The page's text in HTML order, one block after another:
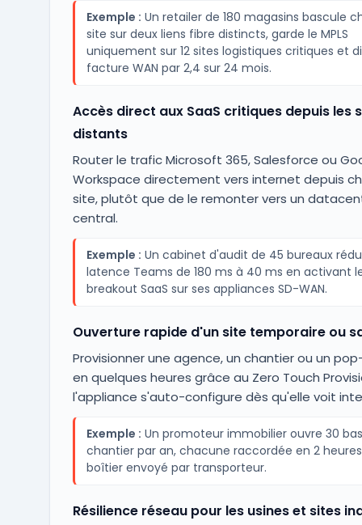
Exemple : Un retailer de 180 magasins bascule
site sur deux liens fibre distincts, garde le MPLS
uniquement sur 12 sites logistiques critiques et
facture WAN par 2,4 sur 24 mois.
Accès direct aux SaaS critiques depuis les
distants
Router le trafic Microsoft 365, Salesforce ou
Workspace directement vers internet depuis
site, plutôt que de le remonter vers un
central.
Exemple : Un cabinet d'audit de 45 bureaux
latence Teams de 180 ms à 40 ms en activant
breakout SaaS sur ses appliances SD-WAN.
Ouverture rapide d'un site temporaire ou
Provisionner une agence, un chantier ou un
en quelques heures grâce au Zero Touch
l'appliance s'auto-configure dès qu'elle voit
Exemple : Un promoteur immobilier ouvre 30
chantier par an, chacune raccordée en 2
boîtier envoyé par transporteur.
Résilience réseau pour les usines et sites